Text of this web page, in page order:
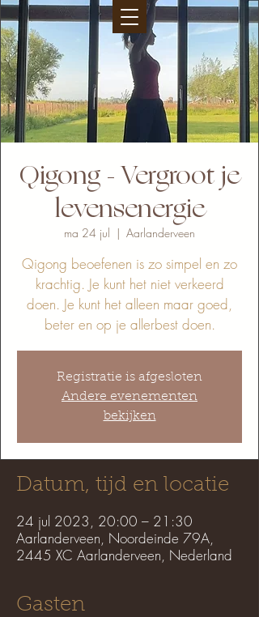
Qigong - Vergroot je
levensenergie
ma 24 jul
  |
Aarlanderveen
Qigong beoefenen is zo simpel en zo
krachtig. Je kunt het niet verkeerd
doen. Je kunt het alleen maar goed,
beter en op je allerbest doen.
Registratie is afgesloten
Andere evenementen
bekijken
Datum, tijd en locatie
24 jul 2023, 20:00 – 21:30
Aarlanderveen, Noordeinde 79A,
2445 XC Aarlanderveen, Nederland
Gasten